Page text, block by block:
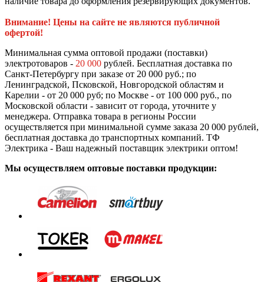
Внимание! Цены на сайте не являются публичной
офертой!
Минимальная сумма оптовой продажи (поставки)
электротоваров - 20 000 рублей. Бесплатная доставка по
Санкт-Петербургу при заказе от 20 000 руб.; по
Ленинградской, Псковской, Новгородской областям и
Карелии - от 20 000 руб; по Москве - от 100 000 руб., по
Московской области - зависит от города, уточните у
менеджера. Отправка товара в регионы России
осуществляется при минимальной сумме заказа 20 000 рублей,
бесплатная доставка до транспортных компаний. ТФ
Электрика - Ваш надежный поставщик электрики оптом!
Мы осуществляем оптовые поставки продукции: